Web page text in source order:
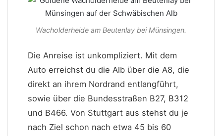
Wacholderheide am Beutenlay bei Münsingen.
Die Anreise ist unkompliziert. Mit dem
Auto erreichst du die Alb über die A8, die
direkt an ihrem Nordrand entlangführt,
sowie über die Bundesstraßen B27, B312
und B466. Von Stuttgart aus stehst du je
nach Ziel schon nach etwa 45 bis 60